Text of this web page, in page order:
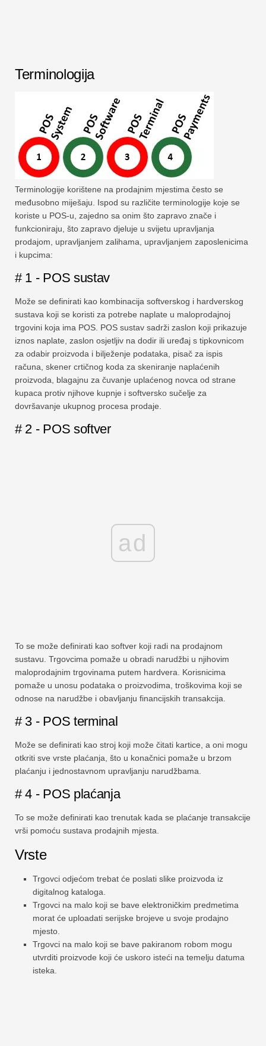
Terminologija
Terminologije korištene na prodajnim mjestima često se
međusobno miješaju. Ispod su različite terminologije koje se
koriste u POS-u, zajedno sa onim što zapravo znače i
funkcioniraju, što zapravo djeluje u svijetu upravljanja
prodajom, upravljanjem zalihama, upravljanjem zaposlenicima
i kupcima:
# 1 - POS sustav
Može se definirati kao kombinacija softverskog i hardverskog
sustava koji se koristi za potrebe naplate u maloprodajnoj
trgovini koja ima POS. POS sustav sadrži zaslon koji prikazuje
iznos naplate, zaslon osjetljiv na dodir ili uređaj s tipkovnicom
za odabir proizvoda i bilježenje podataka, pisač za ispis
računa, skener crtičnog koda za skeniranje naplaćenih
proizvoda, blagajnu za čuvanje uplaćenog novca od strane
kupaca protiv njihove kupnje i softversko sučelje za
dovršavanje ukupnog procesa prodaje.
# 2 - POS softver
ad
To se može definirati kao softver koji radi na prodajnom
sustavu. Trgovcima pomaže u obradi narudžbi u njihovim
maloprodajnim trgovinama putem hardvera. Korisnicima
pomaže u unosu podataka o proizvodima, troškovima koji se
odnose na narudžbe i obavljanju financijskih transakcija.
# 3 - POS terminal
Može se definirati kao stroj koji može čitati kartice, a oni mogu
otkriti sve vrste plaćanja, što u konačnici pomaže u brzom
plaćanju i jednostavnom upravljanju narudžbama.
# 4 - POS plaćanja
To se može definirati kao trenutak kada se plaćanje transakcije
vrši pomoću sustava prodajnih mjesta.
Vrste
Trgovci odjećom trebat će poslati slike proizvoda iz
digitalnog kataloga.
Trgovci na malo koji se bave elektroničkim predmetima
morat će uploadati serijske brojeve u svoje prodajno
mjesto.
Trgovci na malo koji se bave pakiranom robom mogu
utvrditi proizvode koji će uskoro isteći na temelju datuma
isteka.